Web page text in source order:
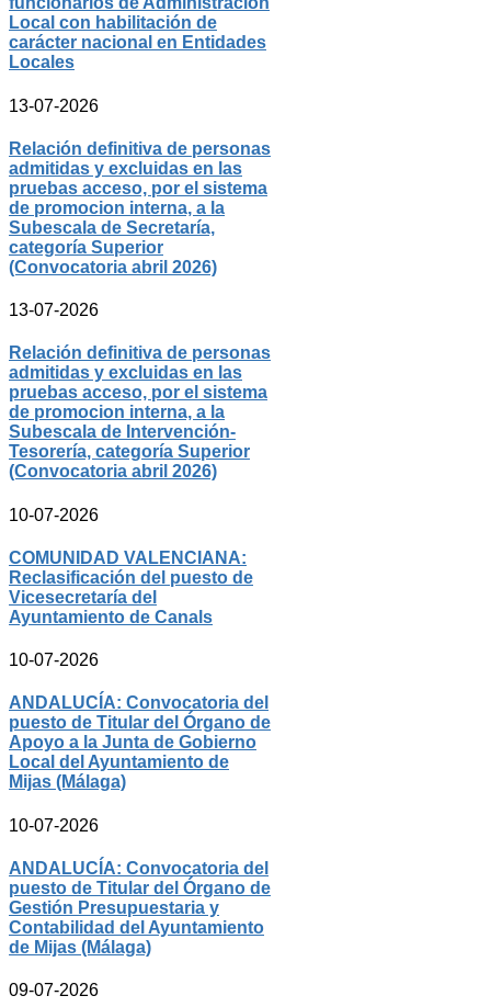
Local con habilitación de
carácter nacional en Entidades
Locales
13-07-2026
Relación definitiva de personas
admitidas y excluidas en las
pruebas acceso, por el sistema
de promocion interna, a la
Subescala de Secretaría,
categoría Superior
(Convocatoria abril 2026)
13-07-2026
Relación definitiva de personas
admitidas y excluidas en las
pruebas acceso, por el sistema
de promocion interna, a la
Subescala de Intervención-
Tesorería, categoría Superior
(Convocatoria abril 2026)
10-07-2026
COMUNIDAD VALENCIANA:
Reclasificación del puesto de
Vicesecretaría del
Ayuntamiento de Canals
10-07-2026
ANDALUCÍA: Convocatoria del
puesto de Titular del Órgano de
Apoyo a la Junta de Gobierno
Local del Ayuntamiento de
Mijas (Málaga)
10-07-2026
ANDALUCÍA: Convocatoria del
puesto de Titular del Órgano de
Gestión Presupuestaria y
Contabilidad del Ayuntamiento
de Mijas (Málaga)
09-07-2026